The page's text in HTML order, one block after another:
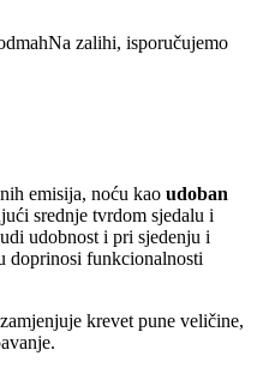
Na zalihi, isporučujemo
emisija, noću kao udoban
srednje tvrdom sjedalu i
udobnost i pri sjedenju i
doprinosi funkcionalnosti
krevet pune veličine,